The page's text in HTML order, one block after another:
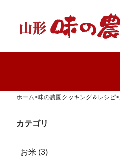
ホーム>味の農園クッキング＆レシピ>
カテゴリ
お米 (3)